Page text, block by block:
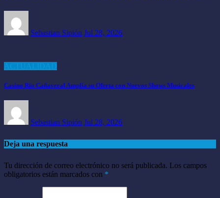
Sebastian Sipión Jul 28, 2026
Casino Río Cañaveral Amplía su Oferta con Nuevos Shows Musicales
Sebastian Sipión Jul 28, 2026
Deja una respuesta
Tu dirección de correo electrónico no será publicada. Los campos
obligatorios están marcados con *